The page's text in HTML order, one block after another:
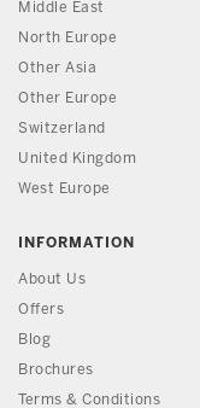
Middle East
North Europe
Other Asia
Other Europe
Switzerland
United Kingdom
West Europe
INFORMATION
About Us
Offers
Blog
Brochures
Terms & Conditions